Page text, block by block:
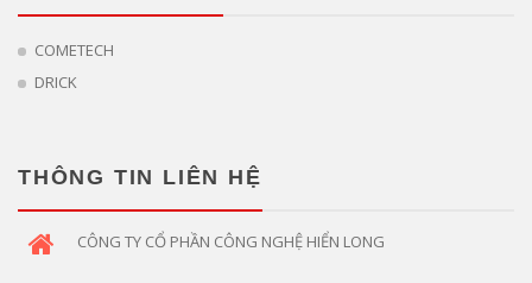
COMETECH
DRICK
THÔNG TIN LIÊN HỆ
CÔNG TY CỔ PHẦN CÔNG NGHỆ HIỂN LONG